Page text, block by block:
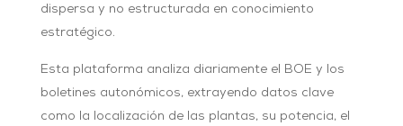
dispersa y no estructurada en conocimiento
estratégico.
Esta plataforma analiza diariamente el BOE y los
boletines autonómicos, extrayendo datos clave
como la localización de las plantas, su potencia, el